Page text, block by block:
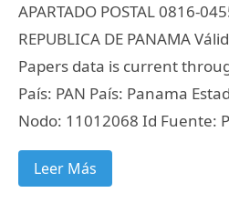
APARTADO POSTAL 0816-
REPUBLICA DE PANAMA
Papers data is current
País: PAN País: Panama
Nodo: 11012068 Id Fuente:
Leer Más